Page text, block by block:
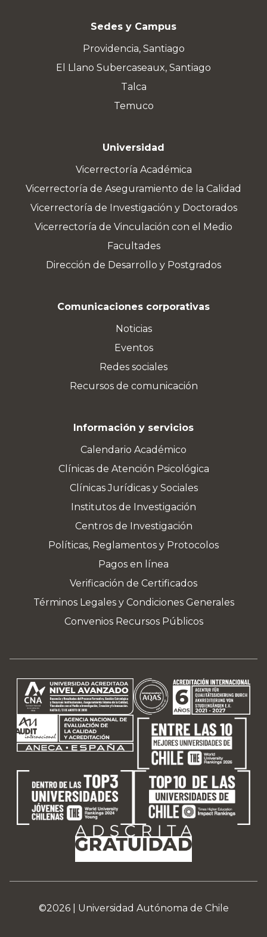
Sedes y Campus
Providencia, Santiago
El Llano Subercaseaux, Santiago
Talca
Temuco
Universidad
Vicerrectoría Académica
Vicerrectoría de Aseguramiento de la Calidad
Vicerrectoría de Investigación y Doctorados
Vicerrectoría de Vinculación con el Medio
Facultades
Dirección de Desarrollo y Postgrados
Comunicaciones corporativas
Noticias
Eventos
Redes sociales
Recursos de comunicación
Información y servicios
Calendario Académico
Clínicas de Atención Psicológica
Clínicas Jurídicas y Sociales
Institutos de Investigación
Centros de Investigación
Políticas, Reglamentos y Protocolos
Pagos en línea
Verificación de Certificados
Términos Legales y Condiciones Generales
Convenios Recursos Públicos
©2026 | Universidad Autónoma de Chile